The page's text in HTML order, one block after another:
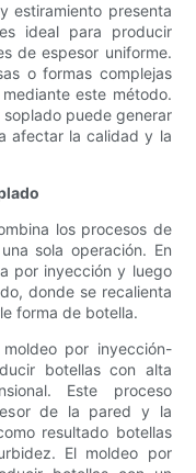
estiramiento presenta
ideal para producir
de espesor uniforme.
o formas complejas
este método.
puede generar
afectar la calidad y la
los procesos de
sola operación. En
por inyección y luego
donde se recalienta
forma de botella.
por inyección-
botellas con alta
Este proceso
de la pared y la
resultado botellas
El moldeo por